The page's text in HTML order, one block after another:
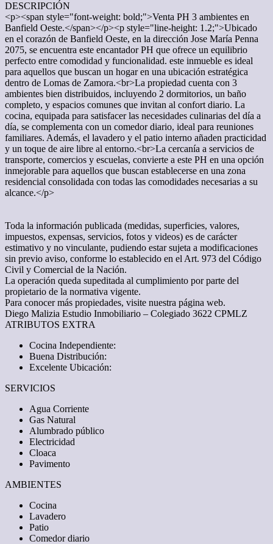
DESCRIPCIÓN
<p><span style="font-weight: bold;">Venta PH 3 ambientes en
Banfield Oeste.</span></p><p style="line-height: 1.2;">Ubicado
en el corazón de Banfield Oeste, en la dirección Jose María Penna
2075, se encuentra este encantador PH que ofrece un equilibrio
perfecto entre comodidad y funcionalidad. este inmueble es ideal
para aquellos que buscan un hogar en una ubicación estratégica
dentro de Lomas de Zamora.<br>La propiedad cuenta con 3
ambientes bien distribuidos, incluyendo 2 dormitorios, un baño
completo, y espacios comunes que invitan al confort diario. La
cocina, equipada para satisfacer las necesidades culinarias del día a
día, se complementa con un comedor diario, ideal para reuniones
familiares. Además, el lavadero y el patio interno añaden practicidad
y un toque de aire libre al entorno.<br>La cercanía a servicios de
transporte, comercios y escuelas, convierte a este PH en una opción
inmejorable para aquellos que buscan establecerse en una zona
residencial consolidada con todas las comodidades necesarias a su
alcance.</p>
Toda la información publicada (medidas, superficies, valores,
impuestos, expensas, servicios, fotos y videos) es de carácter
estimativo y no vinculante, pudiendo estar sujeta a modificaciones
sin previo aviso, conforme lo establecido en el Art. 973 del Código
Civil y Comercial de la Nación.
La operación queda supeditada al cumplimiento por parte del
propietario de la normativa vigente.
Para conocer más propiedades, visite nuestra página web.
Diego Malizia Estudio Inmobiliario – Colegiado 3622 CPMLZ
ATRIBUTOS EXTRA
Cocina Independiente:
Buena Distribución:
Excelente Ubicación:
SERVICIOS
Agua Corriente
Gas Natural
Alumbrado público
Electricidad
Cloaca
Pavimento
AMBIENTES
Cocina
Lavadero
Patio
Comedor diario